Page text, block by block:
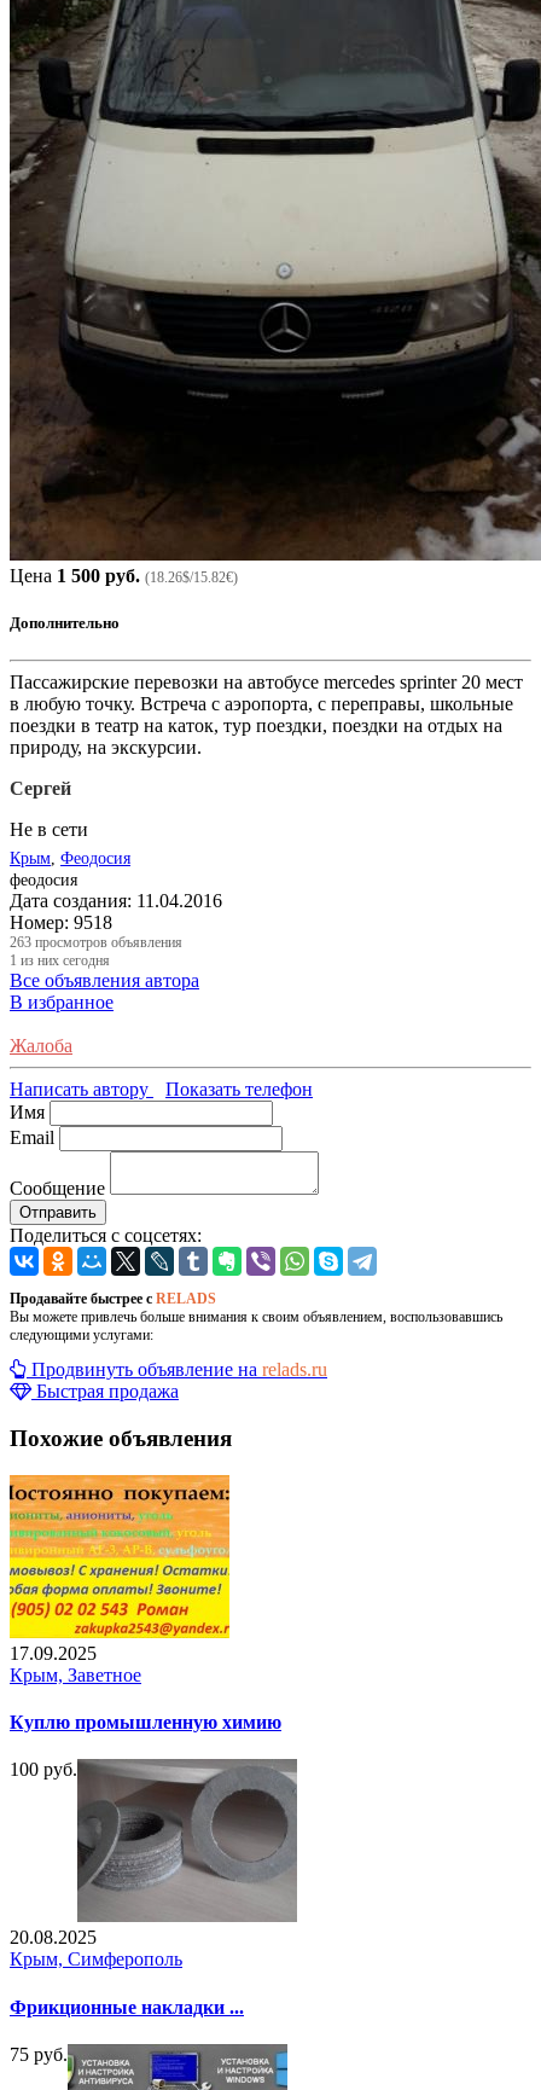
Цена 1 500 руб. (18.26$/15.82€)
Дополнительно
Пассажирские перевозки на автобусе mercedes sprinter 20 мест
в любую точку. Встреча с аэропорта, с переправы, школьные
поездки в театр на каток, тур поездки, поездки на отдых на
природу, на экскурсии.
Сергей
Не в сети
Крым, Феодосия
феодосия
Дата создания: 11.04.2016
Номер: 9518
263 просмотров объявления
1 из них сегодня
Все объявления автора
В избранное
Жалоба
Написать автору
Показать телефон
Имя
Email
Сообщение
Отправить
Поделиться с соцсетях:
Продавайте быстрее с RELADS
Вы можете привлечь больше внимания к своим объявлением, воспользовавшись
следующими услугами:
Продвинуть объявление на relads.ru
Быстрая продажа
Похожие объявления
17.09.2025
Крым, Заветное
Куплю промышленную химию
100 руб.
20.08.2025
Крым, Симферополь
Фрикционные накладки ...
75 руб.